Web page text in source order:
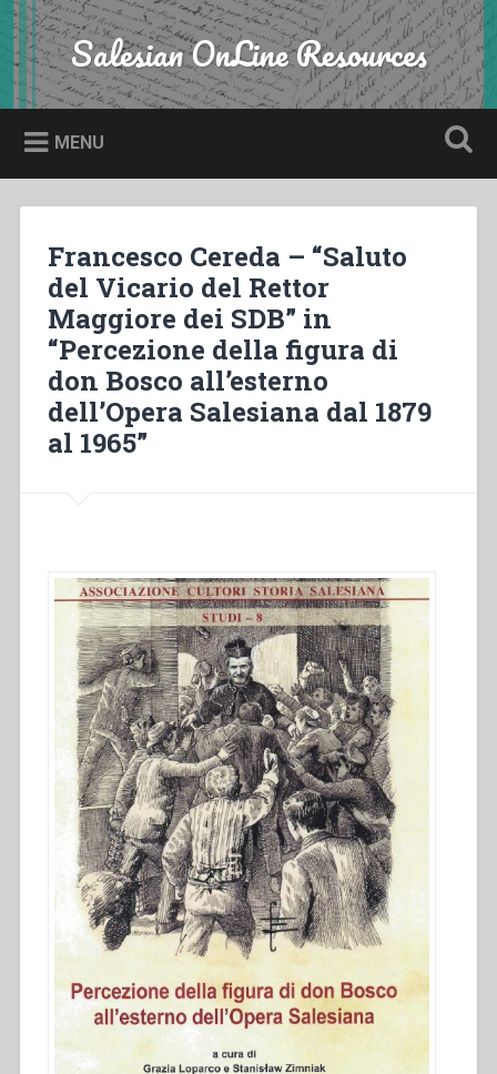
Skip
to
content
Search Salesian OnLine Resources
MENU
Francesco Cereda – “Saluto
del Vicario del Rettor
Maggiore dei SDB” in
“Percezione della figura di
don Bosco all’esterno
dell’Opera Salesiana dal 1879
al 1965”